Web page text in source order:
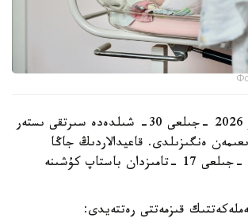
اتالعان وزگەرىستەر 2026 -جىلعى 30- شىلدەدە سىرتقى ىستەر
ەنگىزىلدى. قاعيدالاردىڭ جاڭا
رەداكسياسى 2026 -جىلعى 17 -تامىزدان باستاپ كۇشىنە
قىزمەتتى رەتتەيدى: